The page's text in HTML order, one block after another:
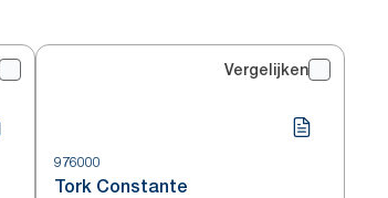
Vergelijken
976000
Tork Constante